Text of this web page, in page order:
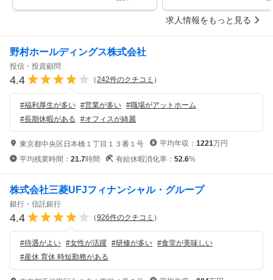
求人情報をもっと見る
野村ホールディングス株式会社
投信・投資顧問
4.4 （242件のクチコミ ）
#福利厚生が多い #営業が多い #職場がアットホーム
#長期休暇がある #オフィスが綺麗
東京都中央区日本橋１丁目１３番１号 平均年収： 1221万円
平均残業時間： 21.7時間 有給休暇消化率： 52.6%
株式会社三菱UFJフィナンシャル・グループ
銀行・信託銀行
4.4 （926件のクチコミ ）
#待遇がよい #女性が活躍 #研修が多い #食堂が美味しい
#産休 育休 時短勤務がある